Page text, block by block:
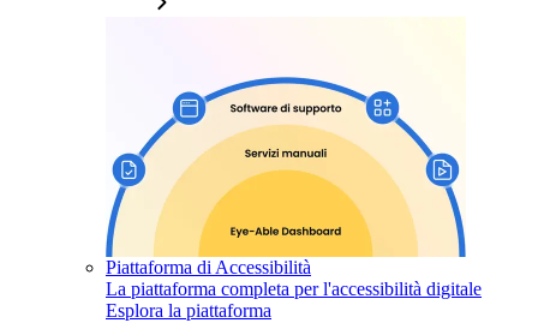
Piattaforma di Accessibilità
La piattaforma completa per l'accessibilità digitale
Esplora la piattaforma